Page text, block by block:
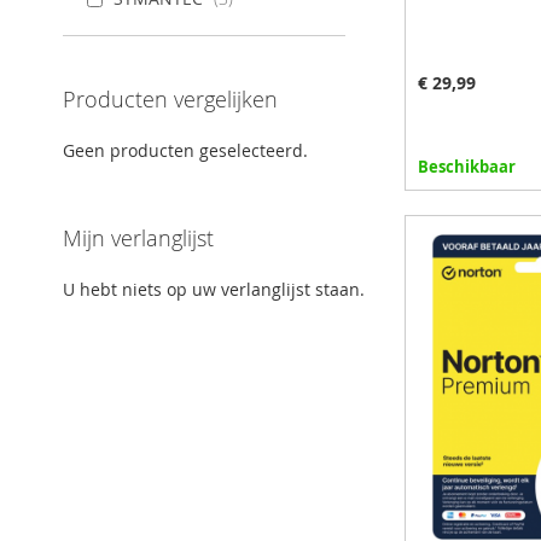
€ 29,99
Beschikbaar
VOEG
TE
Producten vergelijken
Geen producten geselecteerd.
Mijn verlanglijst
U hebt niets op uw verlanglijst staan.